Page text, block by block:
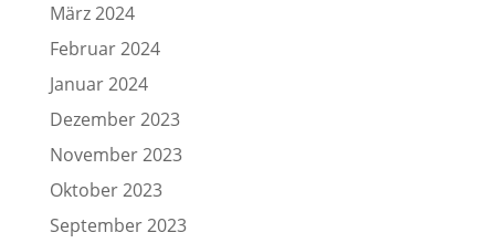
März 2024
Februar 2024
Januar 2024
Dezember 2023
November 2023
Oktober 2023
September 2023